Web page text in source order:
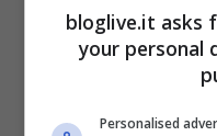
passato.
bloglive.it asks
your personal
Personalised